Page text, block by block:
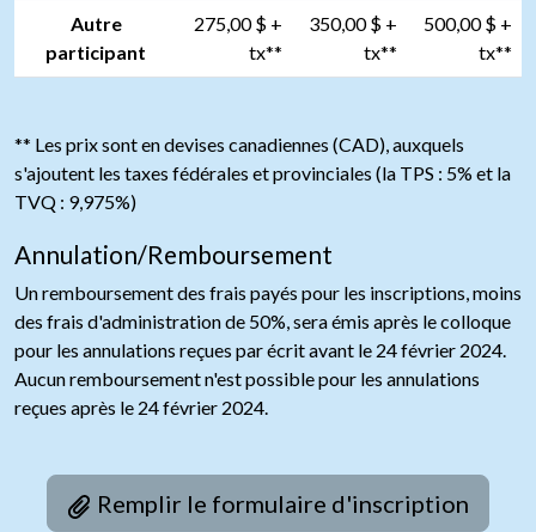
Autre
participant
275,00 $ +
tx**
350,00 $ +
tx**
500,00 $ +
tx**
** Les prix sont en devises canadiennes (CAD), auxquels
s'ajoutent les taxes fédérales et provinciales (la TPS : 5% et la
TVQ : 9,975%)
Annulation/Remboursement
Un remboursement des frais payés pour les inscriptions, moins
des frais d'administration de 50%, sera émis après le colloque
pour les annulations reçues par écrit avant le 24 février 2024.
Aucun remboursement n'est possible pour les annulations
reçues après le 24 février 2024.
Remplir le formulaire d'inscription